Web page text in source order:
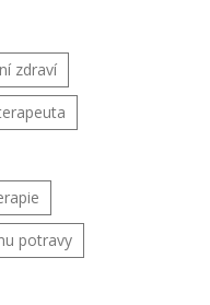
zdraví
potravy